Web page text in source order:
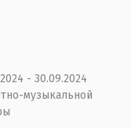
- 30.09.2024
музыкальной